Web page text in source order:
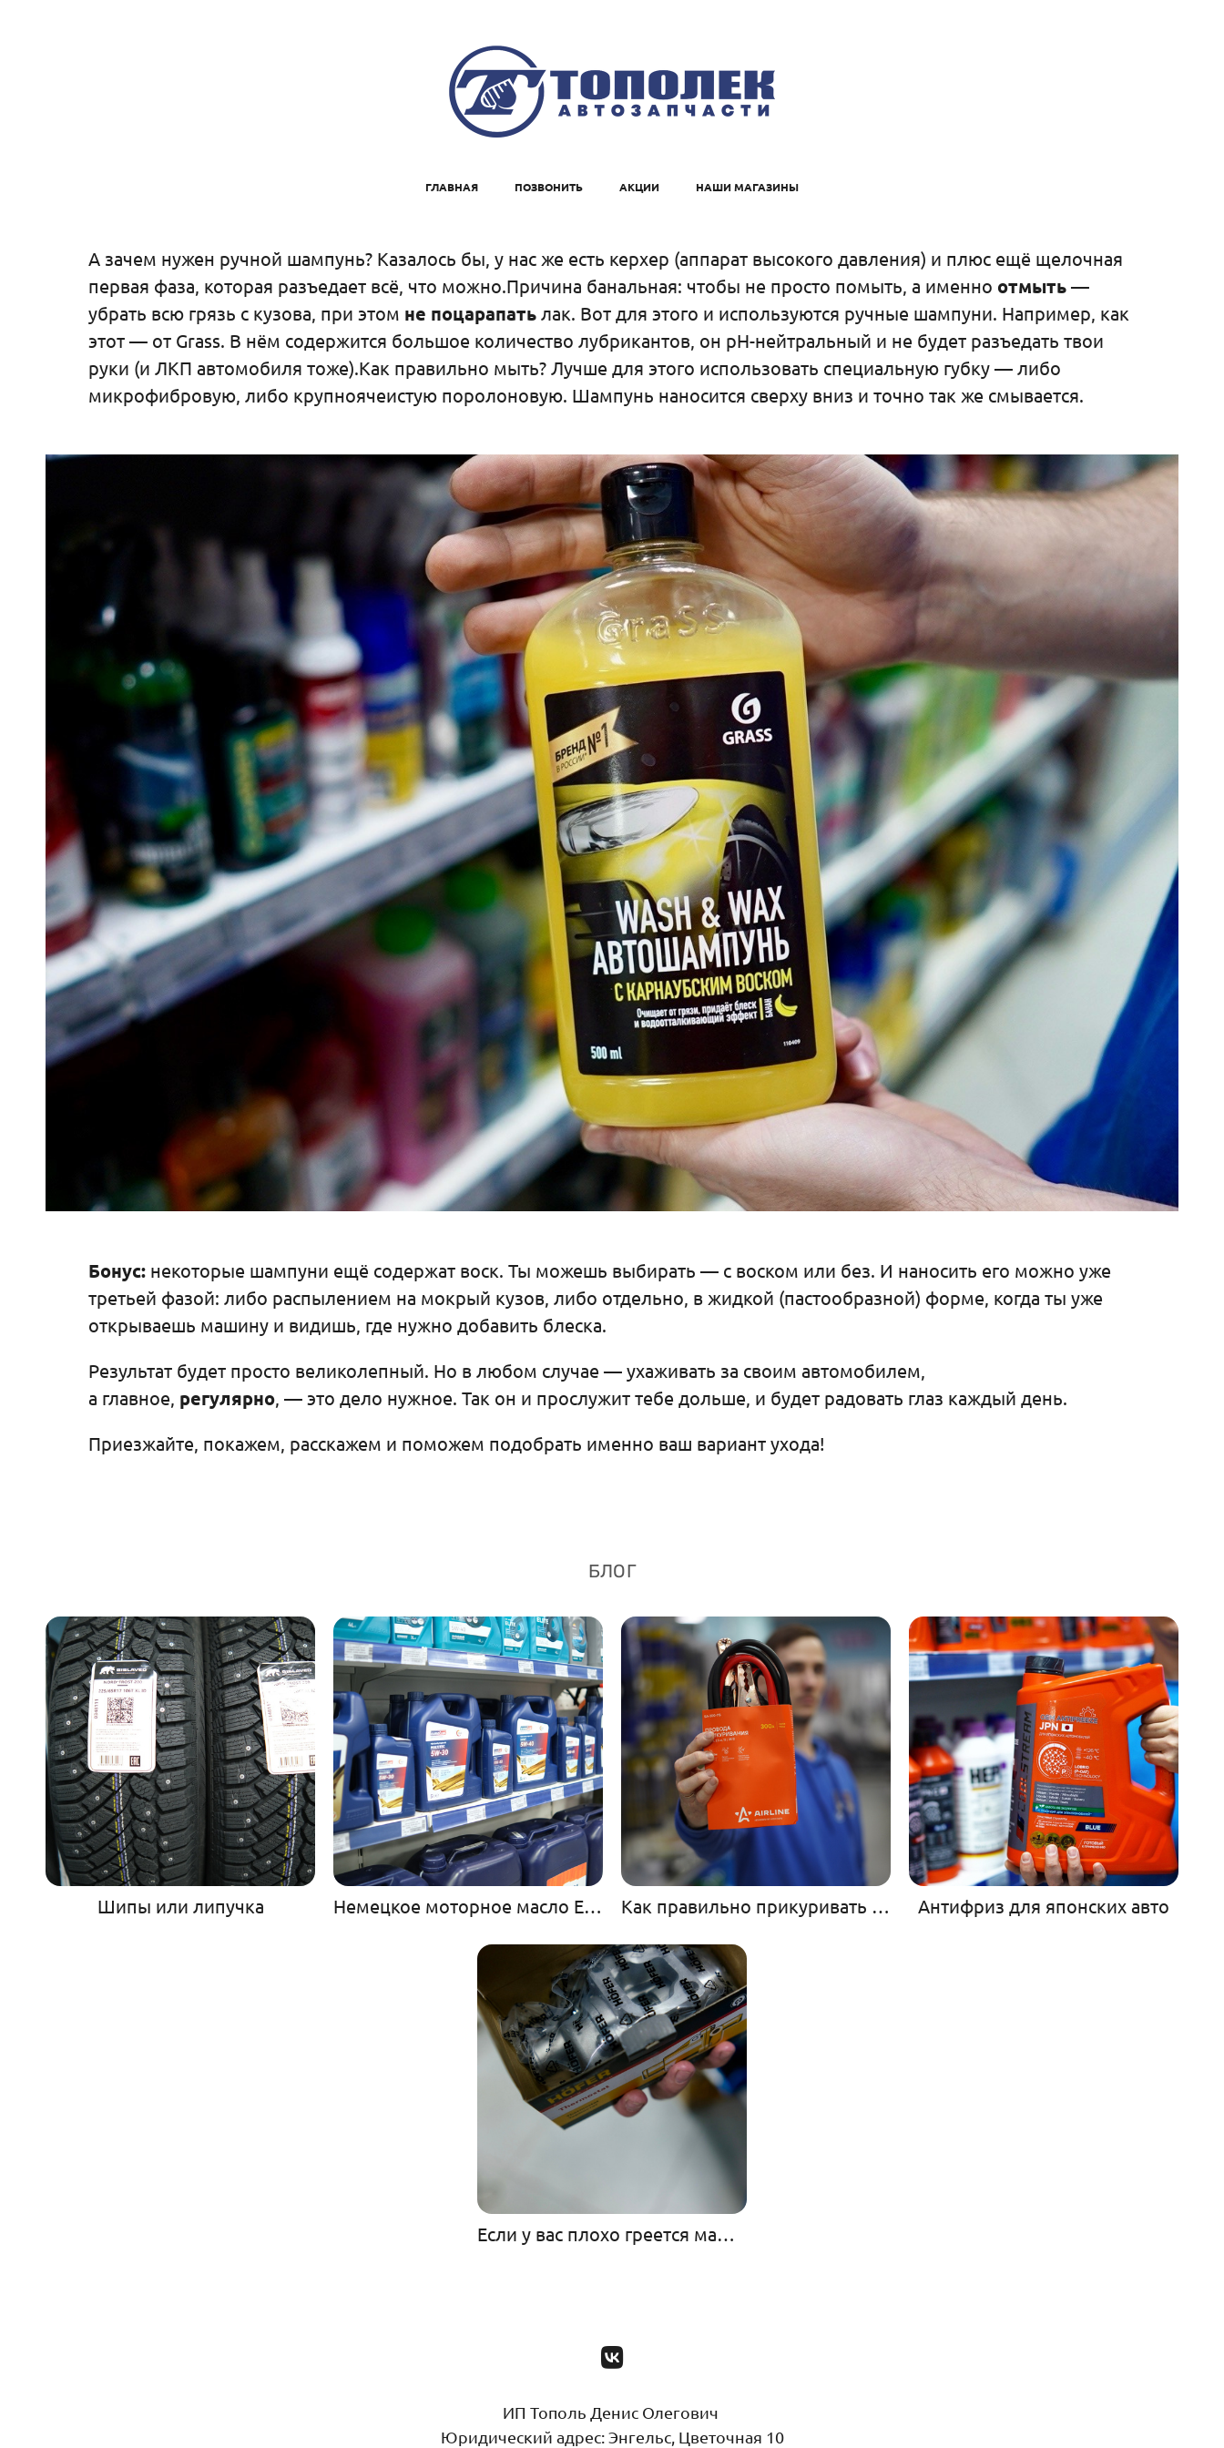
ГЛАВНАЯ ПОЗВОНИТЬ АКЦИИ НАШИ МАГАЗИНЫ
А зачем нужен ручной шампунь? Казалось бы, у нас же есть керхер (аппарат высокого давления) и плюс ещё щелочная
первая фаза, которая разъедает всё, что можно.Причина банальная: чтобы не просто помыть, а именно отмыть —
убрать всю грязь с кузова, при этом не поцарапать лак. Вот для этого и используются ручные шампуни. Например, как
этот — от Grass. В нём содержится большое количество лубрикантов, он pH-нейтральный и не будет разъедать твои
руки (и ЛКП автомобиля тоже).Как правильно мыть? Лучше для этого использовать специальную губку — либо
микрофибровую, либо крупноячеистую поролоновую. Шампунь наносится сверху вниз и точно так же смывается.
Бонус: некоторые шампуни ещё содержат воск. Ты можешь выбирать — с воском или без. И наносить его можно уже
третьей фазой: либо распылением на мокрый кузов, либо отдельно, в жидкой (пастообразной) форме, когда ты уже
открываешь машину и видишь, где нужно добавить блеска.
Результат будет просто великолепный. Но в любом случае — ухаживать за своим автомобилем,
а главное, регулярно, — это дело нужное. Так он и прослужит тебе дольше, и будет радовать глаз каждый день.
Приезжайте, покажем, расскажем и поможем подобрать именно ваш вариант ухода!
БЛОГ
Шипы или липучка Немецкое моторное масло Eurolub Как правильно прикуривать автомобиль Антифриз для японских авто
Если у вас плохо греется машина…
ИП Тополь Денис Олегович
Юридический адрес: Энгельс, Цветочная 10